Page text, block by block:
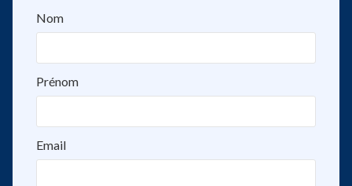
Nom
Prénom
Email